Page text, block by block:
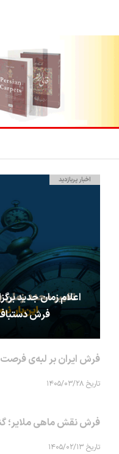
اخبار پربازدید
اعلام زمان جدید
فرش
فرش ایران بر لبه‌ی
تاریخ ۱۴۰۵/۰۳/۲۸
فرش نقش ماهی‌ ملایر؛
تاریخ ۱۴۰۵/۰۲/۱۳